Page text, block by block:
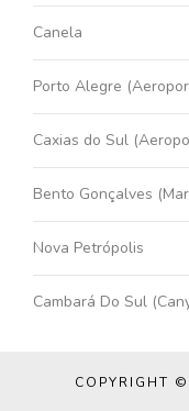
Canela
Porto Alegre
Caxias do Sul
Bento Gonçalves
Nova Petrópolis
Cambará Do Sul
COPYRIGHT